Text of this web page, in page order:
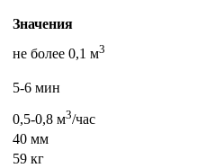
Значения
не более 0,1 м3
5-6 мин
0,5-0,8 м3/час
40 мм
59 кг